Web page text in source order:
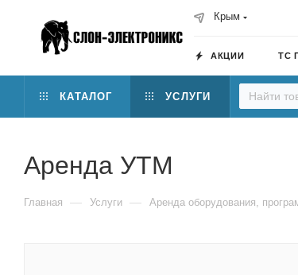
Крым
АКЦИИ ТС
КАТАЛОГ УСЛУГИ
Аренда УТМ
Главная — Услуги — Аренда оборудования,